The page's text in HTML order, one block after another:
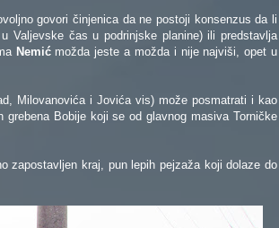
govori činjenica da ne postoji konsenzus da li
Valjevske čas u podrinjske planine) ili predstavlja
Nemićmožda jeste a možda i nije najviši, opet u
Milovanovića i Jovića vis) može posmatrati i kao
Bobije koji se od glavnog masiva Torničke
zapostavljen kraj, pun lepih pejzaža koji dolaze do